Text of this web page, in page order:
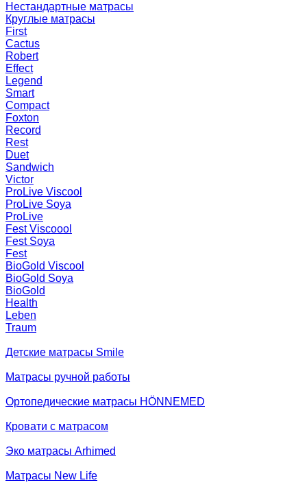
Нестандартные матрасы
Круглые матрасы
First
Cactus
Robert
Effect
Legend
Smart
Compact
Foxton
Record
Rest
Duet
Sandwich
Victor
ProLive Viscool
ProLive Soya
ProLive
Fest Viscoool
Fest Soya
Fest
BioGold Viscool
BioGold Soya
BioGold
Health
Leben
Traum
Детские матрасы Smile
Матрасы ручной работы
Ортопедические матрасы HÖNNEMED
Кровати с матрасом
Эко матрасы Arhimed
Матрасы New Life